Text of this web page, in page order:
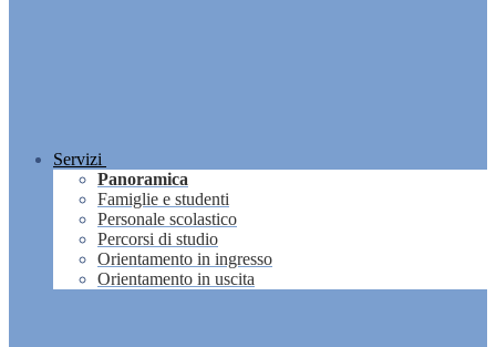
Servizi
Panoramica
Famiglie e studenti
Personale scolastico
Percorsi di studio
Orientamento in ingresso
Orientamento in uscita